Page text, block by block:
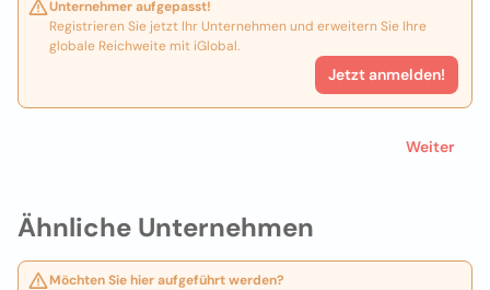
Ähnliche Unternehmen
Möchten Sie hier aufgeführt werden?
Unternehmer aufgepasst!
Registrieren Sie jetzt Ihr Unternehmen und erweitern Sie Ihre
globale Reichweite mit iGlobal.
Jetzt anmelden!
Weiter